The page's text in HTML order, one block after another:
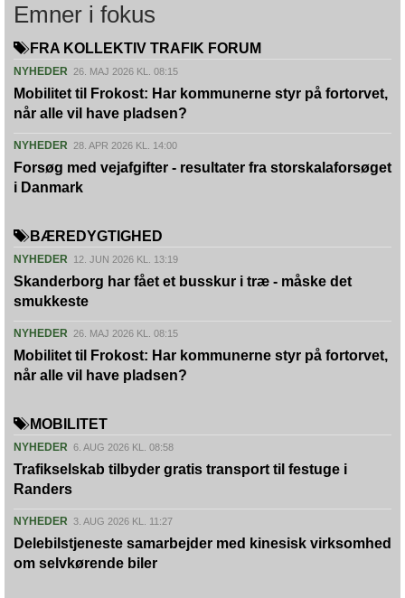
Emner i fokus
FRA KOLLEKTIV TRAFIK FORUM
NYHEDER 26. MAJ 2026 KL. 08:15
Mobilitet til Frokost: Har kommunerne styr på fortorvet,
når alle vil have pladsen?
NYHEDER 28. APR 2026 KL. 14:00
Forsøg med vejafgifter - resultater fra storskalaforsøget
i Danmark
BÆREDYGTIGHED
NYHEDER 12. JUN 2026 KL. 13:19
Skanderborg har fået et busskur i træ - måske det
smukkeste
NYHEDER 26. MAJ 2026 KL. 08:15
Mobilitet til Frokost: Har kommunerne styr på fortorvet,
når alle vil have pladsen?
MOBILITET
NYHEDER 6. AUG 2026 KL. 08:58
Trafikselskab tilbyder gratis transport til festuge i
Randers
NYHEDER 3. AUG 2026 KL. 11:27
Delebilstjeneste samarbejder med kinesisk virksomhed
om selvkørende biler